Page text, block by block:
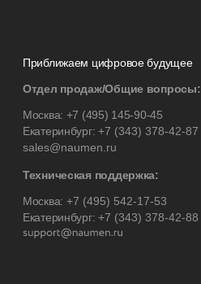
Приближаем цифровое будущее
Отдел продаж/Общие вопросы:
Москва: +7 (495) 145-90-45
Екатеринбург:+7 (343) 378-42-87
sales@naumen.ru
Техническая поддержка:
Москва: +7 (495) 542-17-53
Екатеринбург:+7 (343) 378-42-88